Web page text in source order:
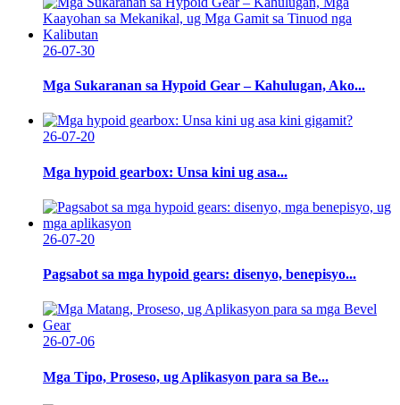
26-07-30
Mga Sukaranan sa Hypoid Gear – Kahulugan, Ako...
26-07-20
Mga hypoid gearbox: Unsa kini ug asa...
26-07-20
Pagsabot sa mga hypoid gears: disenyo, benepisyo...
26-07-06
Mga Tipo, Proseso, ug Aplikasyon para sa Be...